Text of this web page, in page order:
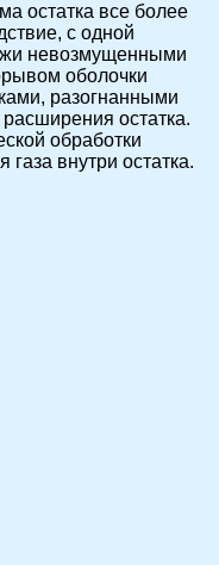
остатка все более
с одной
невозмущенными
оболочки
разогнанными
остатка.
обработки
газа внутри остатка.